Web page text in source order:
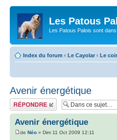
Les Patous
Les Patous Palois sont
Index du forum ‹ Le Cayolar ‹ Le
Avenir énergétique
Répondre
Avenir énergétique
de Néo » Dim 11 Oct 2009 12:11